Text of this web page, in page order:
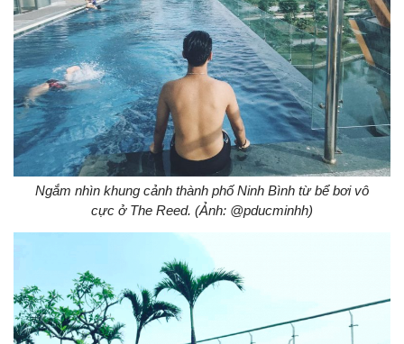
Ngắm nhìn khung cảnh thành phố Ninh Bình từ bể bơi vô
cực ở The Reed. (Ảnh: @pducminhh)